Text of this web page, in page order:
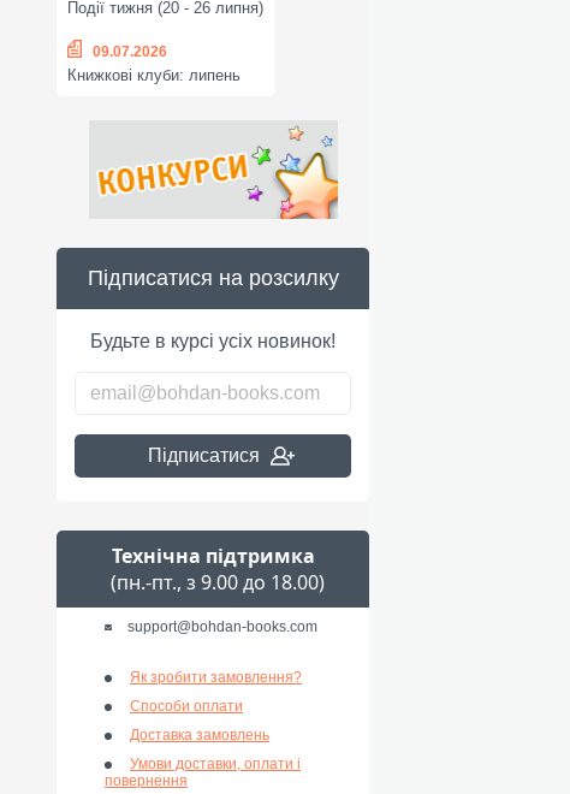
Події тижня (20 - 26 липня)
09.07.2026
Книжкові клуби: липень
Підписатися на розсилку
Будьте в курсі усіх новинок!
Підписатися
Технічна підтримка
(пн.-пт., з 9.00 до 18.00)
support@bohdan-books.com
Як зробити замовлення?
Способи оплати
Доставка замовлень
Умови доставки, оплати і
повернення